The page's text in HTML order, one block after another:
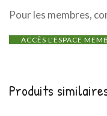
Pour les membres,
ACCÈS L'ESPACE
Produits